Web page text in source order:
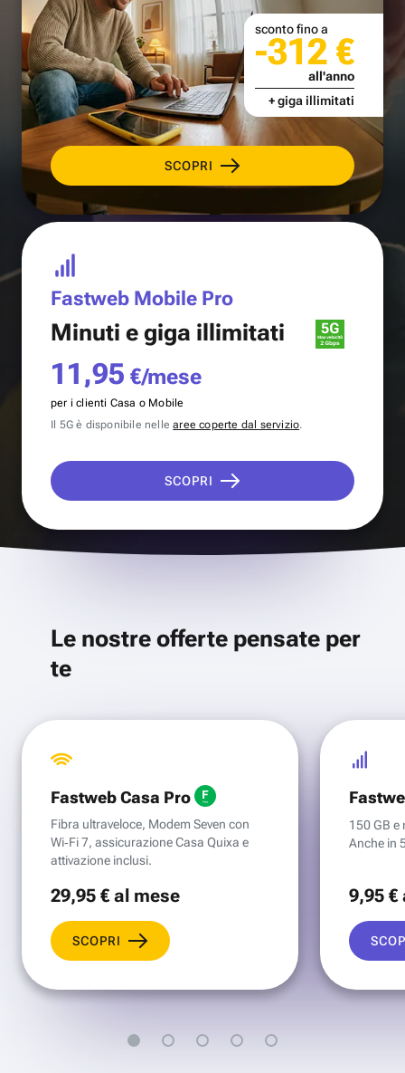
SCOPRI
sconto fino a
-312 €
all'anno
+ giga illimitati
Fastweb Mobile Pro
Minuti e giga illimitati
11,95 €/mese
per i clienti Casa o Mobile
Il 5G è disponibile nellearee coperte dal servizio.
SCOPRI
Le nostre offerte pensate per
te
Fastweb Casa Pro
Fibra ultraveloce, Modem Seven con
Wi‑Fi 7, assicurazione Casa Quixa e
attivazione inclusi.
29,95 €al mese
SCOPRI
150 GB e
Anche in
9,95 €